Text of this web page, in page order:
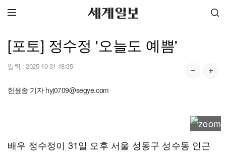
[포토] 정수정 '오늘도 예쁨'
입력 : 2025-10-31 18:35
한윤종 기자 hyj0709@segye.com
배우 정수정이 31일 오후 서울 성동구 성수동 인근